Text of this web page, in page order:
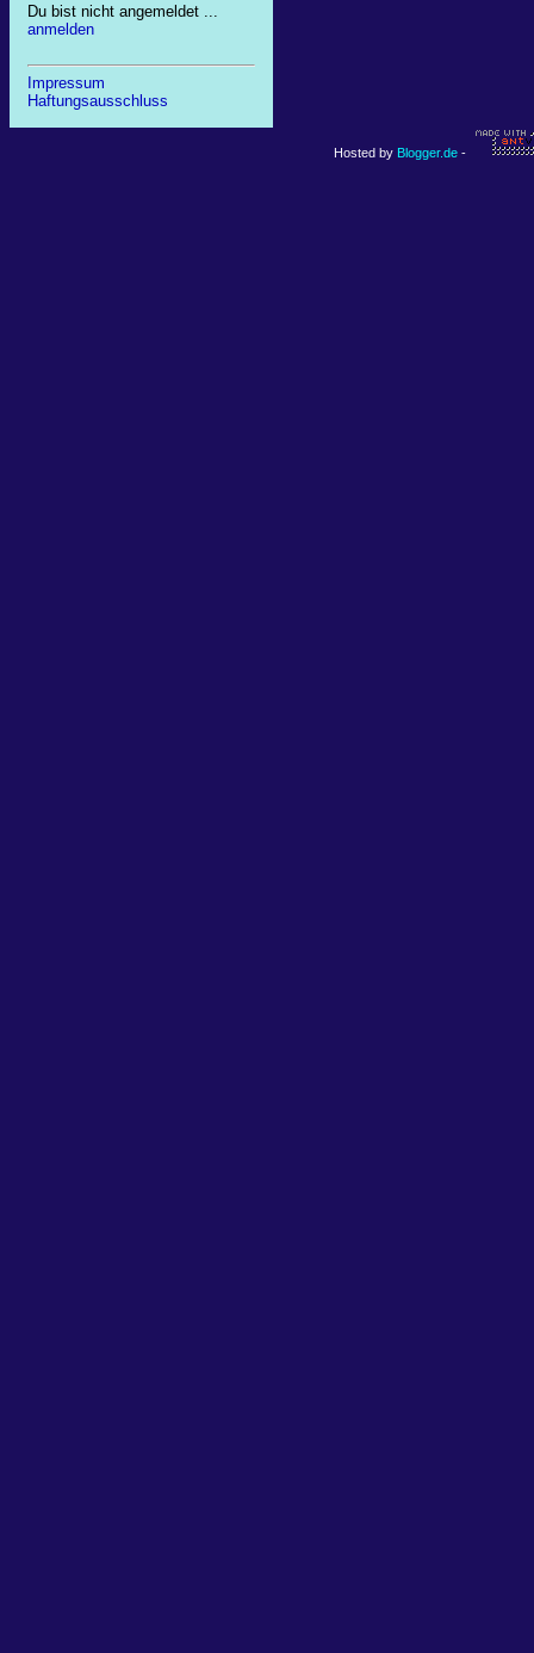
Du bist nicht angemeldet ...
anmelden
Impressum
Haftungsausschluss
Hosted by Blogger.de -